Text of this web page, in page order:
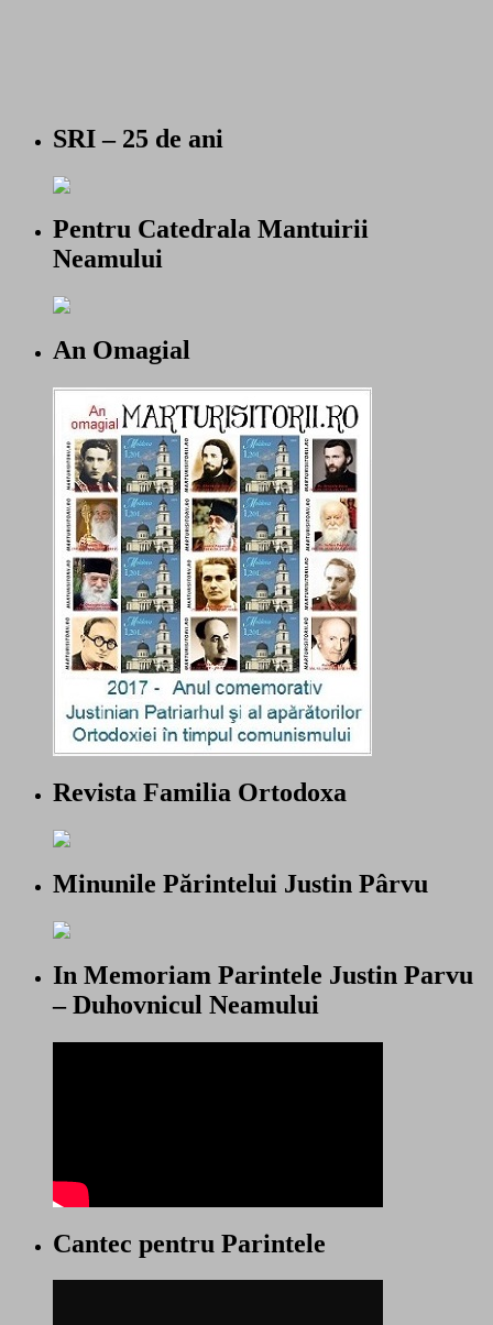
SRI – 25 de ani
Pentru Catedrala Mantuirii
Neamului
An Omagial
Revista Familia Ortodoxa
Minunile Părintelui Justin Pârvu
In Memoriam Parintele Justin Parvu
– Duhovnicul Neamului
Cantec pentru Parintele